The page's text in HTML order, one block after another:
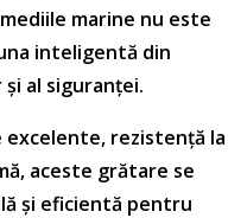
marine nu este
inteligentă din
al siguranței.
rezistență la
aceste grătare se
și eficientă pentru